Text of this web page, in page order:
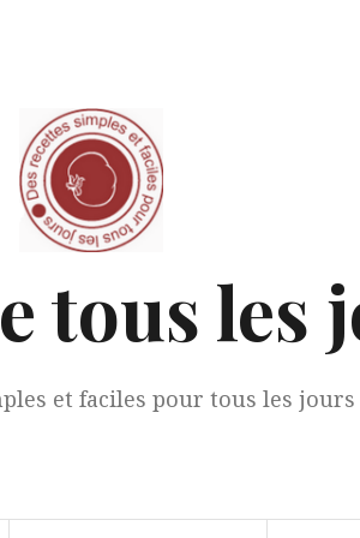
tous les
et faciles pour tous les jours